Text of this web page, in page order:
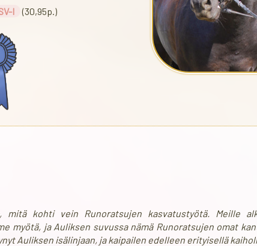
I (30,95p.)
kohti vein Runoratsujen kasvatustyötä. Meille
myötä, ja Auliksen suvussa nämä Runoratsujen omat
Auliksen isälinjaan, ja kaipailen edelleen erityisellä